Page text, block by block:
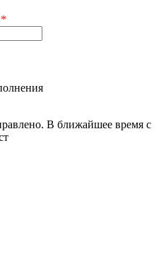
*
В ближайшее время с